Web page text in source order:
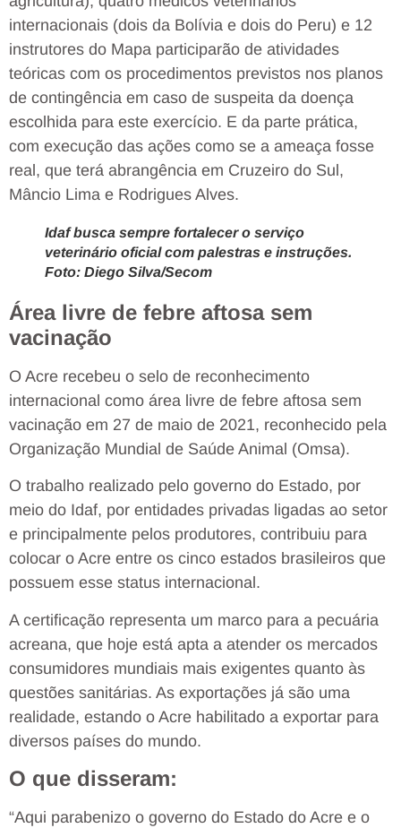
internacionais (dois da Bolívia e dois do Peru) e 12
instrutores do Mapa participarão de atividades
teóricas com os procedimentos previstos nos planos
de contingência em caso de suspeita da doença
escolhida para este exercício. E da parte prática,
com execução das ações como se a ameaça fosse
real, que terá abrangência em Cruzeiro do Sul,
Mâncio Lima e Rodrigues Alves.
Idaf busca sempre fortalecer o serviço
veterinário oficial com palestras e instruções.
Foto: Diego Silva/Secom
Área livre de febre aftosa sem
vacinação
O Acre recebeu o selo de reconhecimento
internacional como área livre de febre aftosa sem
vacinação em 27 de maio de 2021, reconhecido pela
Organização Mundial de Saúde Animal (Omsa).
O trabalho realizado pelo governo do Estado, por
meio do Idaf, por entidades privadas ligadas ao setor
e principalmente pelos produtores, contribuiu para
colocar o Acre entre os cinco estados brasileiros que
possuem esse status internacional.
A certificação representa um marco para a pecuária
acreana, que hoje está apta a atender os mercados
consumidores mundiais mais exigentes quanto às
questões sanitárias. As exportações já são uma
realidade, estando o Acre habilitado a exportar para
diversos países do mundo.
O que disseram:
“Aqui parabenizo o governo do Estado do Acre e o